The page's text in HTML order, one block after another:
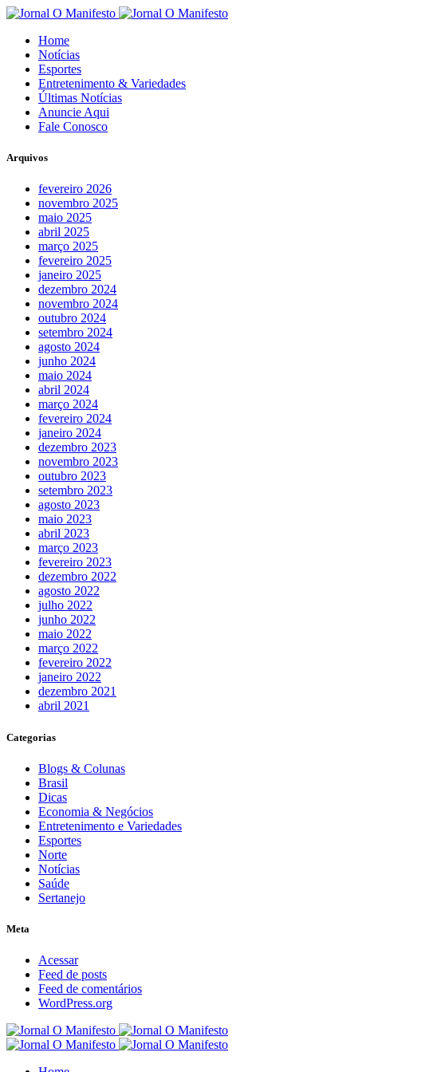
Home
Notícias
Esportes
Entretenimento & Variedades
Últimas Notícias
Anuncie Aqui
Fale Conosco
Arquivos
fevereiro 2026
novembro 2025
maio 2025
abril 2025
março 2025
fevereiro 2025
janeiro 2025
dezembro 2024
novembro 2024
outubro 2024
setembro 2024
agosto 2024
junho 2024
maio 2024
abril 2024
março 2024
fevereiro 2024
janeiro 2024
dezembro 2023
novembro 2023
outubro 2023
setembro 2023
agosto 2023
maio 2023
abril 2023
março 2023
fevereiro 2023
dezembro 2022
agosto 2022
julho 2022
junho 2022
maio 2022
março 2022
fevereiro 2022
janeiro 2022
dezembro 2021
abril 2021
Categorias
Blogs & Colunas
Brasil
Dicas
Economia & Negócios
Entretenimento e Variedades
Esportes
Norte
Notícias
Saúde
Sertanejo
Meta
Acessar
Feed de posts
Feed de comentários
WordPress.org